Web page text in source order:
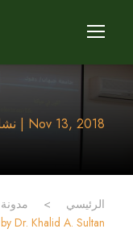
Nov 13, 2018 | نشاط
الرئيسي > مدونة
by Dr. Khalid A. Sultan